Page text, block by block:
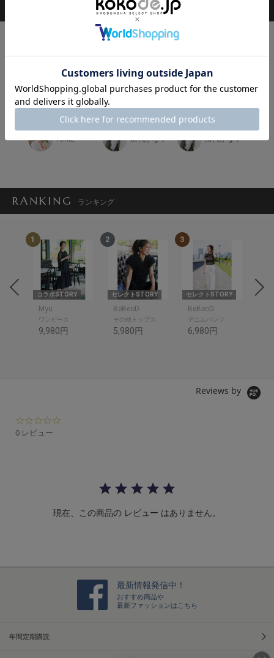
STAFF COORDINATE スタッフ着用コーデ
な子 YUKIE 田代かな子 田代かな子
RANKING ランキング
1
コラボSTORY
Myu
ワンピース
9,980円
2
セレクトSTORY
BeBeoD
その他トップス
5,980円
3
セレクトSTORY
BeBeoD
デニムパンツ
6,980円
Reviews by
i
0 レビュー
現在、この商品の レビュー はありません。
最新情報発信中！
おすすめ商品や
最新ファッションはこちら
年間定期購読